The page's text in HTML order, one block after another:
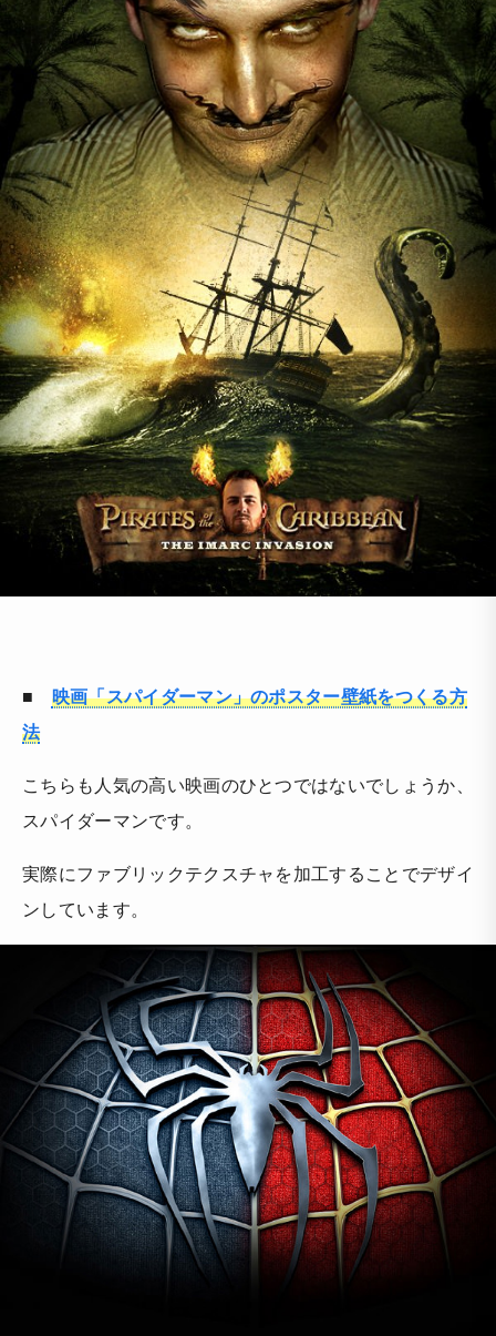
■ 映画「スパイダーマン」のポスター壁紙をつくる方
法
こちらも人気の高い映画のひとつではないでしょうか、
スパイダーマンです。
実際にファブリックテクスチャを加工することでデザイ
ンしています。